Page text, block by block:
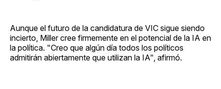
Aunque el futuro de la candidatura de VIC sigue siendo
incierto, Miller cree firmemente en el potencial de la IA en
la política. "Creo que algún día todos los políticos
admitirán abiertamente que utilizan la IA", afirmó.